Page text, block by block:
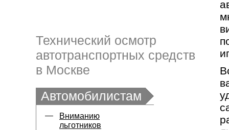
Технический осмотр
автотранспортных средств
в Москве
Автомобилистам
Вниманию
льготников